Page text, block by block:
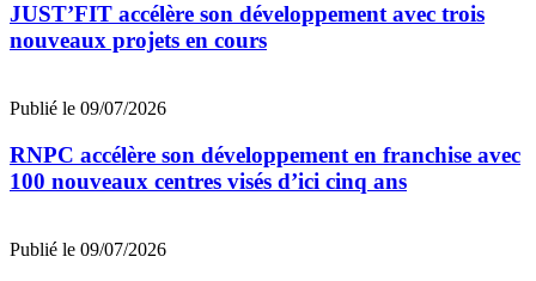
JUST’FIT accélère son développement avec trois
nouveaux projets en cours
Publié le 09/07/2026
RNPC accélère son développement en franchise avec
100 nouveaux centres visés d’ici cinq ans
Publié le 09/07/2026